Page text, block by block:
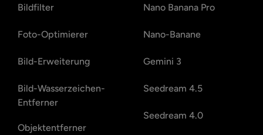
Bildfilter
Foto-Optimierer
Bild-Erweiterung
Bild-Wasserzeichen-
Entferner
Objektentferner
Nano Banana Pro
Nano-Banane
Gemini 3
Seedream 4.5
Seedream 4.0